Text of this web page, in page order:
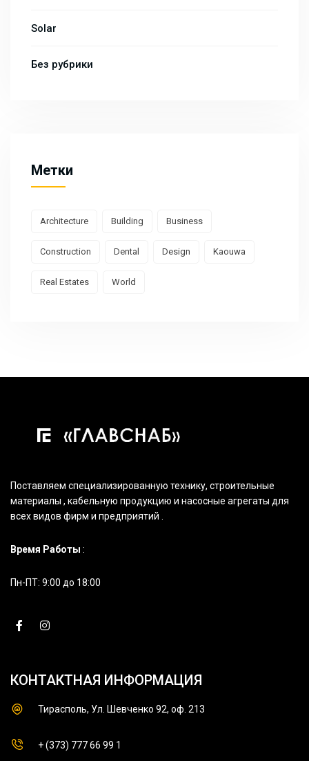
Solar
Без рубрики
Метки
Architecture Building Business
Construction Dental Design Kaouwa
Real Estates World
Поставляем специализированную технику, строительные
материалы , кабельную продукцию и насосные агрегаты для
всех видов фирм и предприятий .
Время Работы :
Пн-ПТ: 9:00 до 18:00
КОНТАКТНАЯ ИНФОРМАЦИЯ
Тирасполь, Ул. Шевченко 92, оф. 213
+ (373) 777 66 99 1